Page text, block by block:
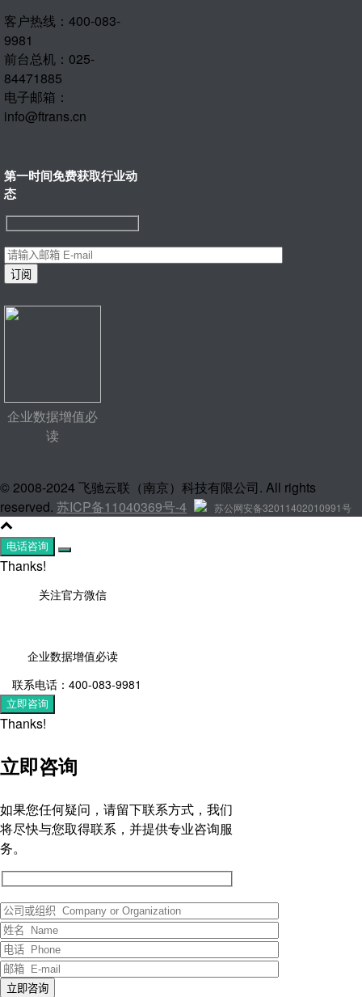
客户热线：400-083-
9981
前台总机：025-
84471885
电子邮箱：
info@ftrans.cn
第一时间免费获取行业动
态
企业数据增值必
读
© 2008-2024 飞驰云联（南京）科技有限公司. All rights
reserved. 苏ICP备11040369号-4 苏公网安备32011402010991号
电话咨询
Thanks!
关注官方微信
企业数据增值必读
联系电话：400-083-9981
立即咨询
Thanks!
立即咨询
如果您任何疑问，请留下联系方式，我们
将尽快与您取得联系，并提供专业咨询服
务。